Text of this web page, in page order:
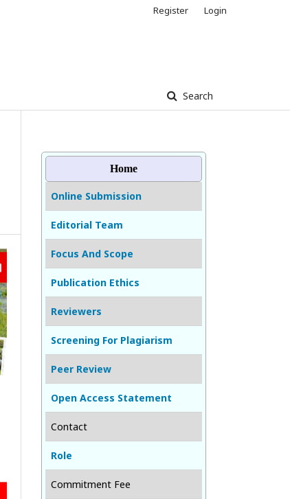
Search
Register Login
Home
Online Submission
Editorial Team
Focus And Scope
Publication Ethics
Reviewers
Screening For Plagiarism
Peer Review
Open Access Statement
Contact
Role
Commitment Fee